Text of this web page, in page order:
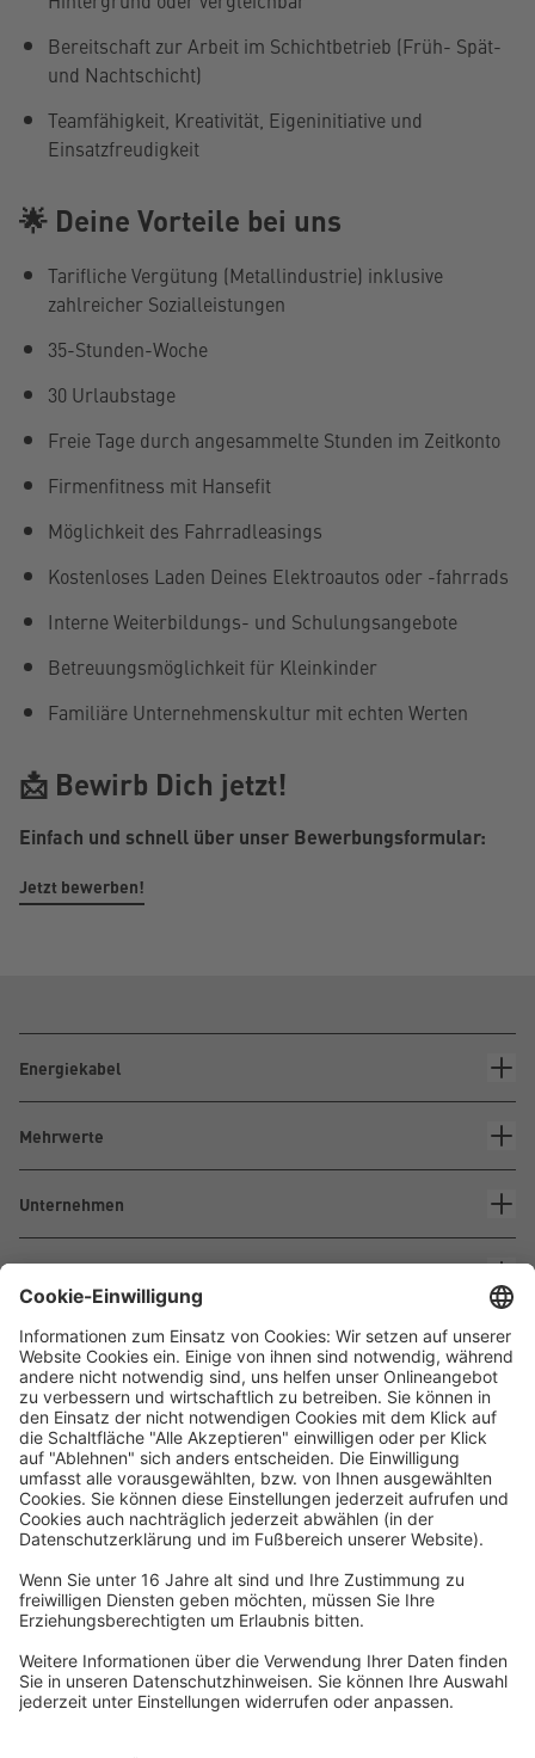
Bereitschaft zur Arbeit im Schichtbetrieb (Früh- Spät-
und Nachtschicht)
Teamfähigkeit, Kreativität, Eigeninitiative und
Einsatzfreudigkeit
🌟 Deine Vorteile bei uns
Tarifliche Vergütung (Metallindustrie) inklusive
zahlreicher Sozialleistungen
35-Stunden-Woche
30 Urlaubstage
Freie Tage durch angesammelte Stunden im Zeitkonto
Firmenfitness mit Hansefit
Möglichkeit des Fahrradleasings
Kostenloses Laden Deines Elektroautos oder -fahrrads
Interne Weiterbildungs- und Schulungsangebote
Betreuungsmöglichkeit für Kleinkinder
Familiäre Unternehmenskultur mit echten Werten
📩 Bewirb Dich jetzt!
Einfach und schnell über unser Bewerbungsformular:
Jetzt bewerben!
Energiekabel
Mehrwerte
Unternehmen
Waskönig+Walter
Kabel-Werk GmbH u. Co. KG
Ostermoorstraße 77
26683 Saterland
Fax +49 4498 88-900
info[att]waskoenig.de
Folgen Sie uns: